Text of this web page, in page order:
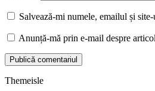
Salvează-mi numele, emailul și
Anunță-mă prin e-mail despre
Themeisle